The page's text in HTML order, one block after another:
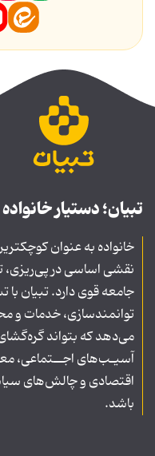
تبیان؛ دستیار خانواده
خانواده به عنوان
نقشی اساسی در
جامعه قوی دارد. تبیان
توانمندسازی، خدمات و
می‌دهد که بتواند
آسیـب‌های اجــتماعی،
اقتصادی و چالش‌های
باشد.